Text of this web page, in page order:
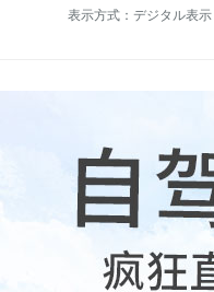
表示方式：デジタル表示